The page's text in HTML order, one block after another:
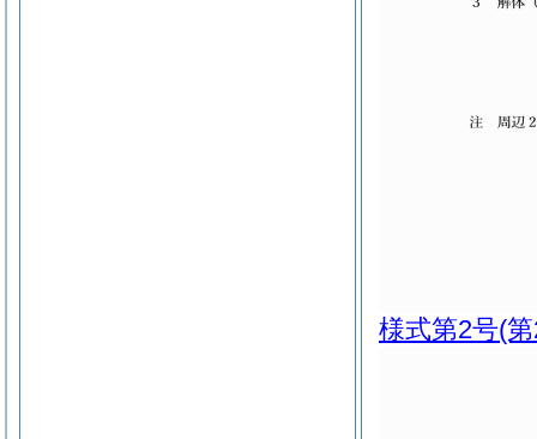
様式第2号(